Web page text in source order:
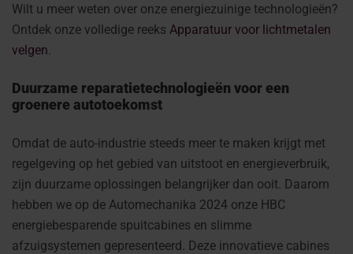
Wilt u meer weten over onze energiezuinige technologieën?
Ontdek onze volledige reeks Apparatuur voor lichtmetalen
velgen
Duurzame reparatietechnologieën voor een
groenere autotoekomst
Omdat de auto-industrie steeds meer te maken krijgt met
regelgeving op het gebied van uitstoot en energieverbruik,
zijn duurzame oplossingen belangrijker dan ooit. Daarom
hebben we op de Automechanika 2024 onze HBC
energiebesparende spuitcabines en slimme
afzuigsystemen gepresenteerd. Deze innovatieve cabines